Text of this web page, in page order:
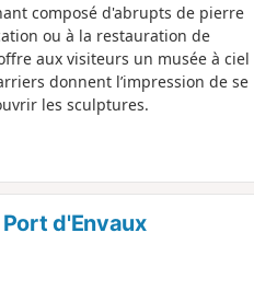
composé d'abrupts de pierre
ou à la restauration de
aux visiteurs un musée à ciel
donnent l’impression de se
les sculptures.
d'Envaux